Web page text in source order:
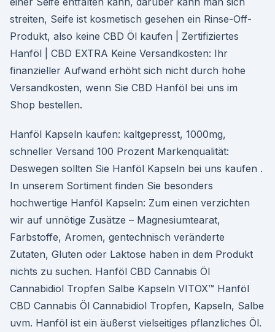
streiten, Seife ist kosmetisch gesehen ein Rinse-Off-
Produkt, also keine CBD Öl kaufen | Zertifiziertes
Hanföl | CBD EXTRA Keine Versandkosten: Ihr
finanzieller Aufwand erhöht sich nicht durch hohe
Versandkosten, wenn Sie CBD Hanföl bei uns im
Shop bestellen.
Hanföl Kapseln kaufen: kaltgepresst, 1000mg,
schneller Versand 100 Prozent Markenqualität:
Deswegen sollten Sie Hanföl Kapseln bei uns kaufen .
In unserem Sortiment finden Sie besonders
hochwertige Hanföl Kapseln: Zum einen verzichten
wir auf unnötige Zusätze – Magnesiumtearat,
Farbstoffe, Aromen, gentechnisch veränderte
Zutaten, Gluten oder Laktose haben in dem Produkt
nichts zu suchen. Hanföl CBD Cannabis Öl
Cannabidiol Tropfen Salbe Kapseln VITOX™ Hanföl
CBD Cannabis Öl Cannabidiol Tropfen, Kapseln, Salbe
uvm. Hanföl ist ein äußerst vielseitiges pflanzliches Öl.